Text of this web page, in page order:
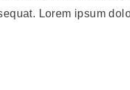
Lorem ipsum